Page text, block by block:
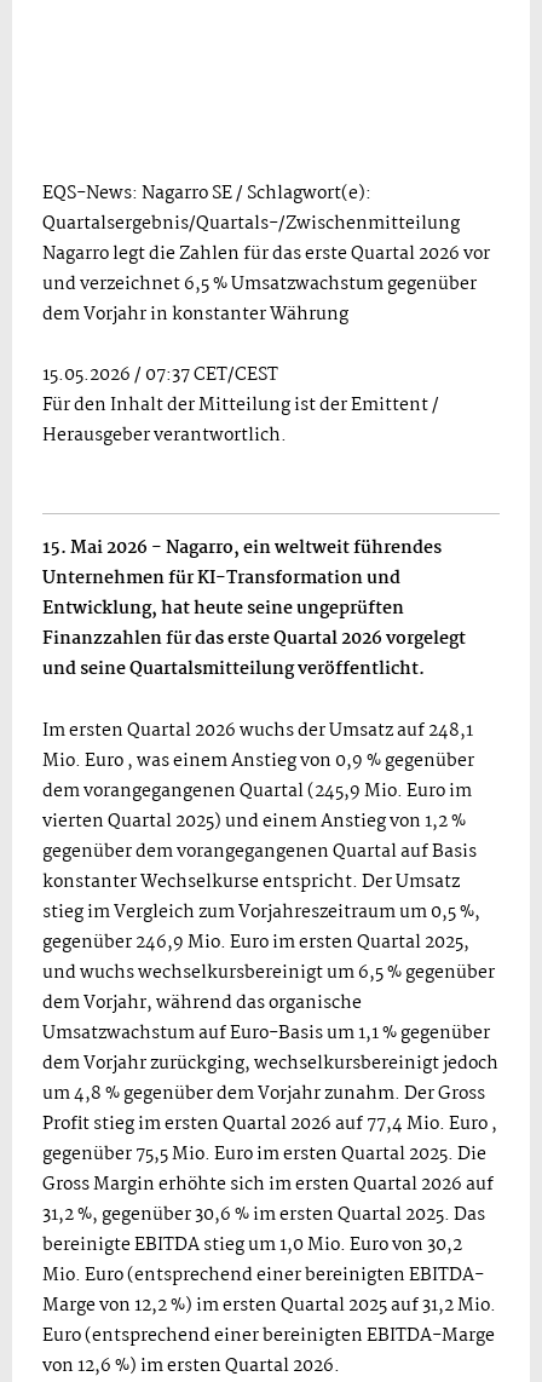
EQS-News: Nagarro SE / Schlagwort(e):
Quartalsergebnis/Quartals-/Zwischenmitteilung
Nagarro legt die Zahlen für das erste Quartal 2026 vor
und verzeichnet 6,5 % Umsatzwachstum gegenüber
dem Vorjahr in konstanter Währung
15.05.2026 / 07:37 CET/CEST
Für den Inhalt der Mitteilung ist der Emittent /
Herausgeber verantwortlich.
15. Mai 2026 - Nagarro, ein weltweit führendes
Unternehmen für KI-Transformation und
Entwicklung, hat heute seine ungeprüften
Finanzzahlen für das erste Quartal 2026 vorgelegt
und seine Quartalsmitteilung veröffentlicht.
Im ersten Quartal 2026 wuchs der Umsatz auf 248,1
Mio. Euro , was einem Anstieg von 0,9 % gegenüber
dem vorangegangenen Quartal (245,9 Mio. Euro im
vierten Quartal 2025) und einem Anstieg von 1,2 %
gegenüber dem vorangegangenen Quartal auf Basis
konstanter Wechselkurse entspricht. Der Umsatz
stieg im Vergleich zum Vorjahreszeitraum um 0,5 %,
gegenüber 246,9 Mio. Euro im ersten Quartal 2025,
und wuchs wechselkursbereinigt um 6,5 % gegenüber
dem Vorjahr, während das organische
Umsatzwachstum auf Euro-Basis um 1,1 % gegenüber
dem Vorjahr zurückging, wechselkursbereinigt jedoch
um 4,8 % gegenüber dem Vorjahr zunahm. Der Gross
Profit stieg im ersten Quartal 2026 auf 77,4 Mio. Euro ,
gegenüber 75,5 Mio. Euro im ersten Quartal 2025. Die
Gross Margin erhöhte sich im ersten Quartal 2026 auf
31,2 %, gegenüber 30,6 % im ersten Quartal 2025. Das
bereinigte EBITDA stieg um 1,0 Mio. Euro von 30,2
Mio. Euro (entsprechend einer bereinigten EBITDA-
Marge von 12,2 %) im ersten Quartal 2025 auf 31,2 Mio.
Euro (entsprechend einer bereinigten EBITDA-Marge
von 12,6 %) im ersten Quartal 2026.